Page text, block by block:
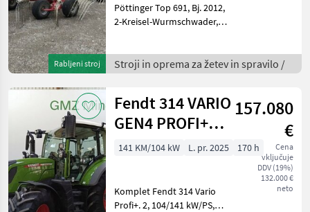
Rabljeni stroj
Pöttinger Top 691, Bj. 2012,
2-Kreisel-Wurmschwader,
Tandemlaufwerk, Tasträder,
Abnehmbare Zinkenarme,
Stroji in oprema za žetev in spravilo /
Fendt 314 VARIO
GEN4 PROFI+
SET2
157.080
€
Cena
vključuje
DDV (19%)
132.000 €
neto
141 KM/104 kW L. pr. 2025 170 h
Komplet Fendt 314 Vario
Profi+. 2, 104/141 kW/PS,